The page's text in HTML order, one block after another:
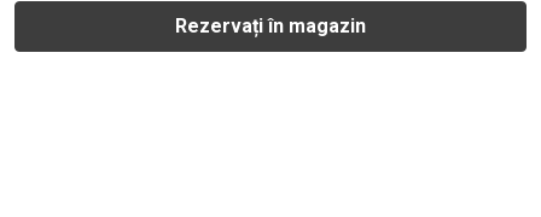
Rezervați în magazin